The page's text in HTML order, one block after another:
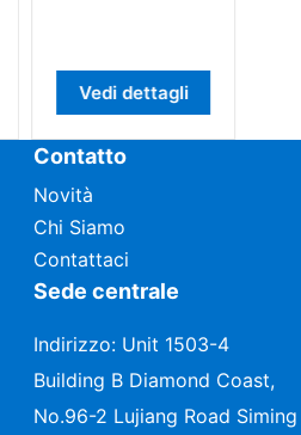
Vedi dettagli
Contatto
Novità
Chi Siamo
Contattaci
Sede centrale
Indirizzo: Unit 1503-4
Building B Diamond Coast,
No.96-2 Lujiang Road Siming